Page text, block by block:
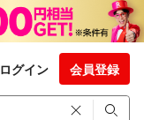
ログイン 会員登録